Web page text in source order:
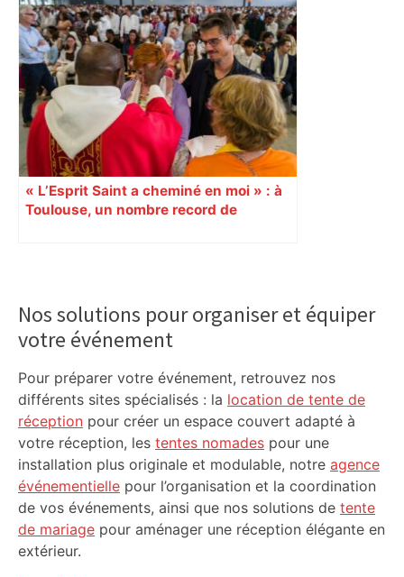
Top 14 : Perpignan mate le leader
Toulouse et quitte la dernière place –
lanouvellerepublique.fr
« L’Esprit Saint a cheminé en moi » : à
Toulouse, un nombre record de
dimanche 8 juin, au Parc des
expositions de Toulouse. Un
événement diocésain hors norme. 9
Sidebar
Nos solutions pour organiser et équiper
votre événement
Pour préparer votre événement, retrouvez nos
différents sites spécialisés : la location de tente de
réception pour créer un espace couvert adapté à
votre réception, les tentes nomades pour une
installation plus originale et modulable, notre agence
événementielle pour l’organisation et la coordination
de vos événements, ainsi que nos solutions de tente
de mariage pour aménager une réception élégante en
extérieur.